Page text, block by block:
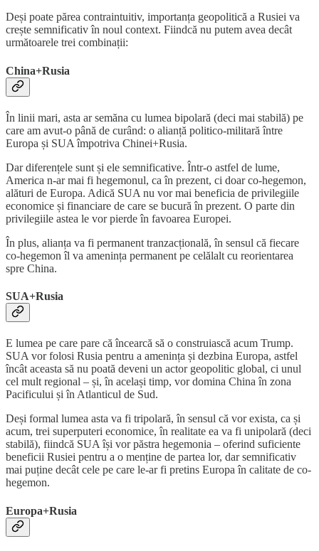
Deși poate părea contraintuitiv, importanța geopolitică a Rusiei va
crește semnificativ în noul context. Fiindcă nu putem avea decât
următoarele trei combinații:
China+Rusia
În linii mari, asta ar semăna cu lumea bipolară (deci mai stabilă) pe
care am avut-o până de curând: o alianță politico-militară între
Europa și SUA împotriva Chinei+Rusia.
Dar diferențele sunt și ele semnificative. Într-o astfel de lume,
America n-ar mai fi hegemonul, ca în prezent, ci doar co-hegemon,
alături de Europa. Adică SUA nu vor mai beneficia de privilegiile
economice și financiare de care se bucură în prezent. O parte din
privilegiile astea le vor pierde în favoarea Europei.
În plus, alianța va fi permanent tranzacțională, în sensul că fiecare
co-hegemon îl va amenința permanent pe celălalt cu reorientarea
spre China.
SUA+Rusia
E lumea pe care pare că încearcă să o construiască acum Trump.
SUA vor folosi Rusia pentru a amenința și dezbina Europa, astfel
încât aceasta să nu poată deveni un actor geopolitic global, ci unul
cel mult regional – și, în același timp, vor domina China în zona
Pacificului și în Atlanticul de Sud.
Deși formal lumea asta va fi tripolară, în sensul că vor exista, ca și
acum, trei superputeri economice, în realitate ea va fi unipolară (deci
stabilă), fiindcă SUA își vor păstra hegemonia – oferind suficiente
beneficii Rusiei pentru a o menține de partea lor, dar semnificativ
mai puține decât cele pe care le-ar fi pretins Europa în calitate de co-
hegemon.
Europa+Rusia